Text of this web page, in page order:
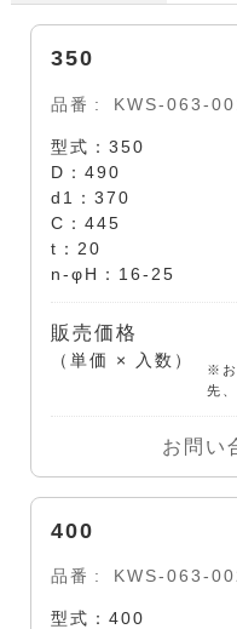
350
品番 KWS-063-
型式：350
D：490
d1：370
C：445
t：20
n-φH：16-25
販売価格
（単価 × 入数）
※お
先
お問い
400
品番 KWS-063-
型式：400